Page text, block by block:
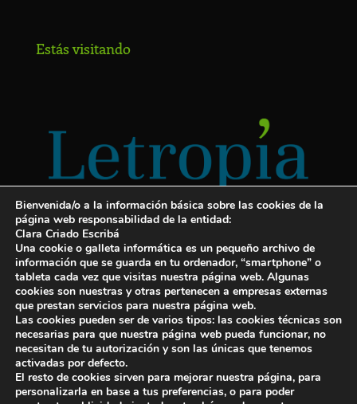
Estás visitando
Servicios para escritores
¡Letropía te ayuda con tu libro!
Autopublicar un libro
Cuanto cuesta publicar un libro
Bienvenida/o a la información básica sobre las cookies de la
página web responsabilidad de la entidad:
Clara Criado Escribá
Una cookie o galleta informática es un pequeño archivo de
información que se guarda en tu ordenador, “smartphone” o
tableta cada vez que visitas nuestra página web. Algunas
cookies son nuestras y otras pertenecen a empresas externas
que prestan servicios para nuestra página web.
Las cookies pueden ser de varios tipos: las cookies técnicas son
necesarias para que nuestra página web pueda funcionar, no
necesitan de tu autorización y son las únicas que tenemos
activadas por defecto.
El resto de cookies sirven para mejorar nuestra página, para
personalizarla en base a tus preferencias, o para poder